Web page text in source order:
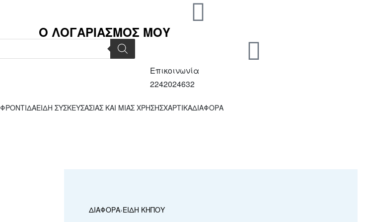
Ο ΛΟΓΑΡΙΑΣΜΟΣ ΜΟΥ
Επικοινωνία
2242024632
ΕΙΔΗ ΣΥΣΚΕΥΣΑΣΙΑΣ ΚΑΙ ΜΙΑΣ ΧΡΗΣΗΣΧΑΡΤΙΚΑΔΙΑΦΟΡΑ
ΔΙΑΦΟΡΑ›ΕΙΔΗ ΚΗΠΟΥ